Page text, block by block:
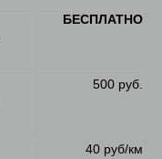
БЕСПЛАТНО
500 руб.
40 руб/км